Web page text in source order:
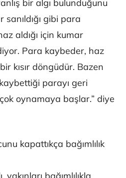
bir algı bulunduğunu
gibi para
aldığı için kumar
Para kaybeder, haz
kısır döngüdür. Bazen
parayı geri
oynamaya başlar.” diye
kapattıkça bağımlılık